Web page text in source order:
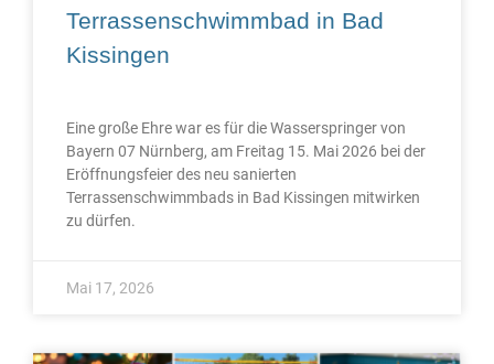
Terrassenschwimmbad in Bad
Kissingen
Eine große Ehre war es für die Wasserspringer von
Bayern 07 Nürnberg, am Freitag 15. Mai 2026 bei der
Eröffnungsfeier des neu sanierten
Terrassenschwimmbads in Bad Kissingen mitwirken
zu dürfen.
Mai 17, 2026